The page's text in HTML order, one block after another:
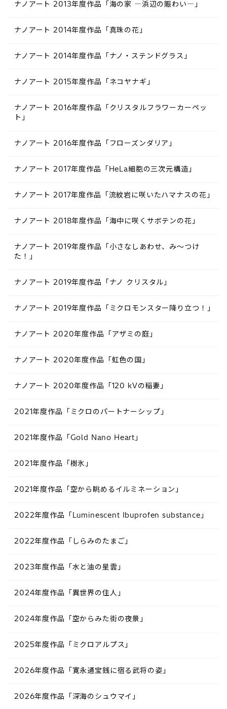
ナノアート 2013年度作品「海の家 ―浜辺の賑わい―」
ナノアート 2014年度作品「真珠の花」
ナノアート 2014年度作品「ナノ・ステンドグラス」
ナノアート 2015年度作品「ネコヤナギ」
ナノアート 2016年度作品「クリスタルフラワーカーペッ
ト」
ナノアート 2016年度作品「フローズンダリア」
ナノアート 2017年度作品「HeLa細胞の三次元構造」
ナノアート 2017年度作品「流紋岩に咲いたハマナスの花」
ナノアート 2018年度作品「海中に咲くサボテンの花」
ナノアート 2019年度作品「小さなしあわせ、み～つけ
た！」
ナノアート 2019年度作品「ナノ クリスタル」
ナノアート 2019年度作品「ミクロモンスター降り立つ！」
ナノアート 2020年度作品「アザミの庭」
ナノアート 2020年度作品「虹色の国」
ナノアート 2020年度作品「120 kVの稲妻」
2021年度作品「ミクロのパートナーシップ」
2021年度作品「Gold Nano Heart」
2021年度作品「樹氷」
2021年度作品「空から眺めるイルミネーション」
2022年度作品「Luminescent Ibuprofen substance​」
2022年度作品「しらみのたまご​」
2023年度作品「水と油の星雲​」
2024年度作品「異世界の住人​」
2024年度作品「空からみた街の夜景​」
2025年度作品「ミクロアルプス​」
2026年度作品「寛永通宝銭に宿る武将の姿」
2026年度作品「深海のシュウマイ」